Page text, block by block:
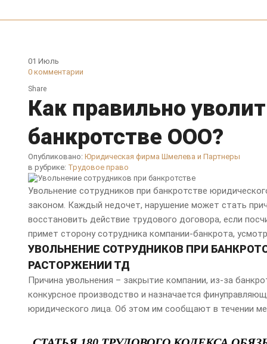
01 Июль
0 комментарии
Share
Как правильно
банкротстве ООО?
Опубликовано:Юридическая фирма Шмелева и Партнеры
в рубрике: Трудовое право
Увольнение сотрудников при банкротстве
законом. Каждый недочет, нарушение может стать
восстановить действие трудового договора, если
примет сторону сотрудника компании-банкрота,
УВОЛЬНЕНИЕ СОТРУДНИКОВ ПРИ
РАСТОРЖЕНИИ ТД
Причина увольнения – закрытие компании, из-за
конкурсное производство и назначается
юридического лица. Об этом им сообщают в течении